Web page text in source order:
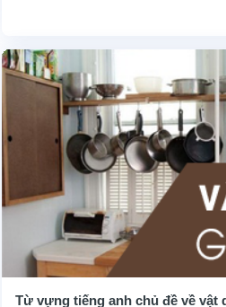
Từ vựng tiếng anh chủ đề về vật